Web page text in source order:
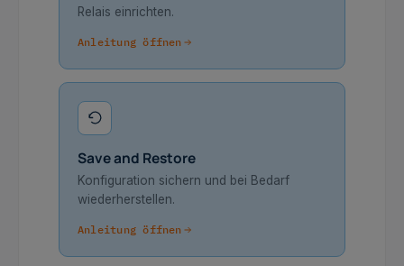
Relais einrichten.
Anleitung öffnen
Save and Restore
Konfiguration sichern und bei Bedarf
wiederherstellen.
Anleitung öffnen